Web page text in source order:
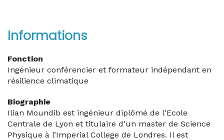
Informations
Fonction
Ingénieur conférencier et formateur indépendant en
résilience climatique
Biographie
Ilian Moundib est ingénieur diplômé de l'Ecole
Centrale de Lyon et titulaire d'un master de Science
Physique à l’Imperial College de Londres. Il est